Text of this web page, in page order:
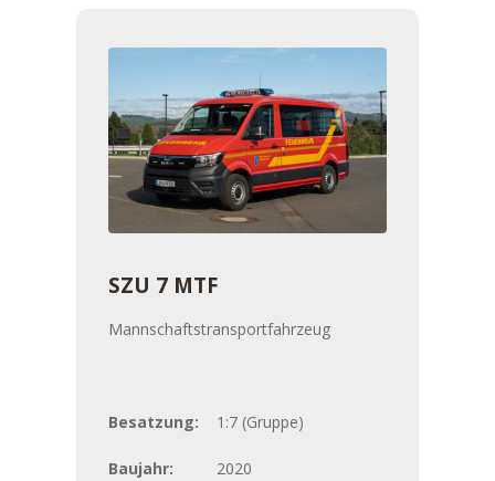
SZU 7 MTF
Mannschaftstransportfahrzeug
Besatzung: 1:7 (Gruppe)
Baujahr: 2020